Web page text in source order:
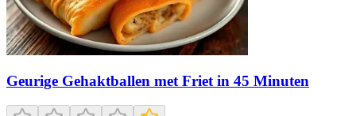
Geurige Gehaktballen met Friet in 45 Minuten